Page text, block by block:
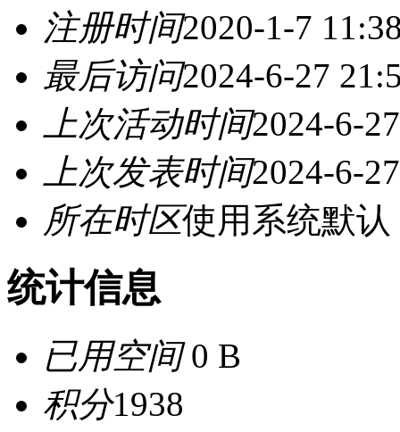
注册时间2020-1-7
最后访问2024-6-27
上次活动时间2024-6-
上次发表时间2024-6-
所在时区使用系统默认
统计信息
已用空间0 B
积分1938